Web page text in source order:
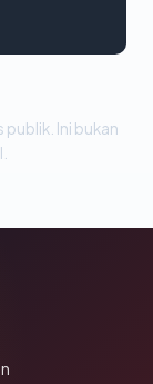
Ini bukan